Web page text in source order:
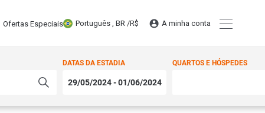
Ofertas Especiais Português , BR /R$ A minha conta
DATAS DA ESTADIA QUARTOS E HÓSPEDES